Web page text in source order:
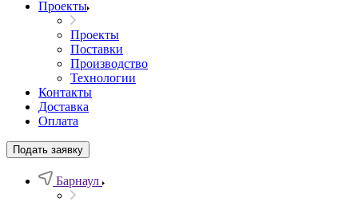
Проекты
Проекты
Поставки
Производство
Технологии
Контакты
Доставка
Оплата
Подать заявку
Барнаул